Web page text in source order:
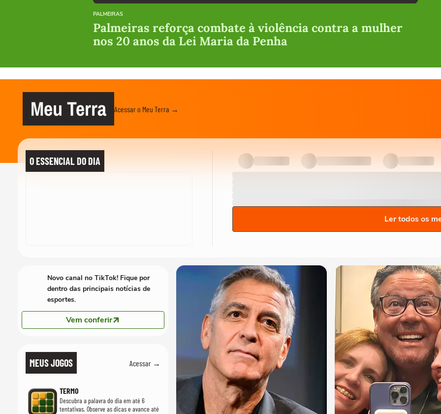
PALMEIRAS
Palmeiras reforça combate à violência contra a mulher
nos 20 anos da Lei Maria da Penha
Meu Terra Acessar o Meu Terra →
O ESSENCIAL DO DIA
Ler todos os
MEUS JOGOS Acessar →
TERMO
Descubra a palavra do dia em até 6
tentativas. Observe as dicas e avance até
Novo canal no TikTok! Fique por
dentro das principais notícias de
esportes.
Vem conferir